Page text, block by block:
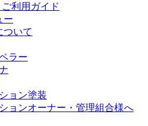
利用ガイド
ー
ついて
ラー
ョン塗装
ョンオーナー・管理組合様へ